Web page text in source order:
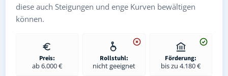
diese auch Steigungen und enge Kurven bewältigen
können.
Preis:
ab 6.000 €
Rollstuhl:
nicht geeignet
Förderung:
bis zu 4.180 €